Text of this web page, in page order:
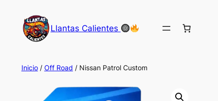
contenido
Llantas Calientes
Inicio/ Off Road / Nissan Patrol Custom